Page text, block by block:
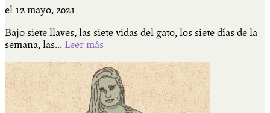
el 12 mayo, 2021
Bajo siete llaves, las siete vidas del gato, los siete días de la
semana, las... Leer más